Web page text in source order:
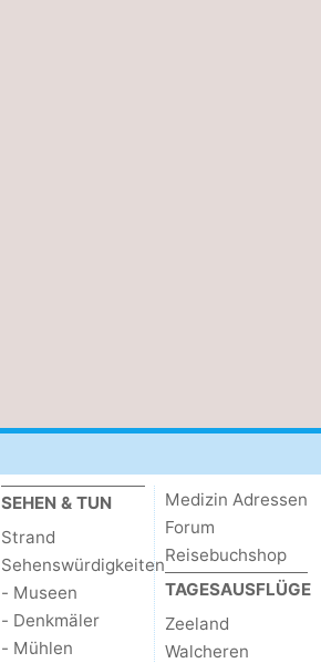
SEHEN & TUN
Strand
Sehenswürdigkeiten
- Museen
- Denkmäler
- Mühlen
Medizin Adressen
Forum
Reisebuchshop
TAGESAUSFLÜGE
Zeeland
Walcheren